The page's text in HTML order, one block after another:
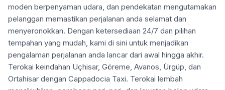
moden berpenyaman udara, dan pendekatan mengutamakan
pelanggan memastikan perjalanan anda selamat dan
menyeronokkan. Dengan ketersediaan 24/7 dan pilihan
tempahan yang mudah, kami di sini untuk menjadikan
pengalaman perjalanan anda lancar dari awal hingga akhir.
Terokai keindahan Uçhisar, Göreme, Avanos, Ürgüp, dan
Ortahisar dengan Cappadocia Taxi. Terokai lembah